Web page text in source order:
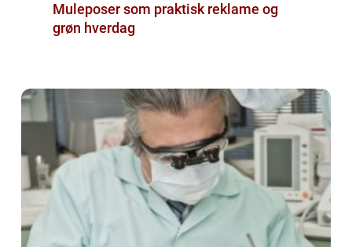
Muleposer som praktisk reklame og
grøn hverdag